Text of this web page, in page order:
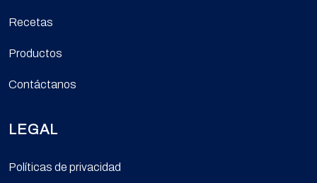
Recetas
Productos
Contáctanos
LEGAL
Políticas de privacidad